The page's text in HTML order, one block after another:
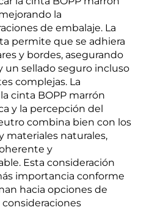
la
de embalaje. La
permite que se adhiera
y bordes, asegurando
un sellado seguro incluso
complejas. La
cinta BOPP marrón
y la percepción del
combina bien con los
materiales naturales,
y
Esta consideración
importancia conforme
hacia opciones de